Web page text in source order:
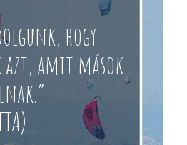
hogy
amit mások